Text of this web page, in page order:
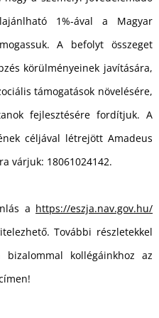
1%-ával a Magyar
A befolyt összeget
körülményeinek javítására,
támogatások növelésére,
fejlesztésére fordítjuk. A
céljával létrejött Amadeus
várjuk: 18061024142.
a https://eszja.nav.gov.hu/
További részletekkel
kollégáinkhoz az